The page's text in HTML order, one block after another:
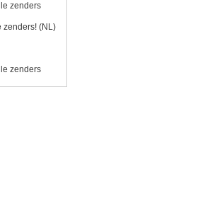
zenders
zenders! (NL)
zenders